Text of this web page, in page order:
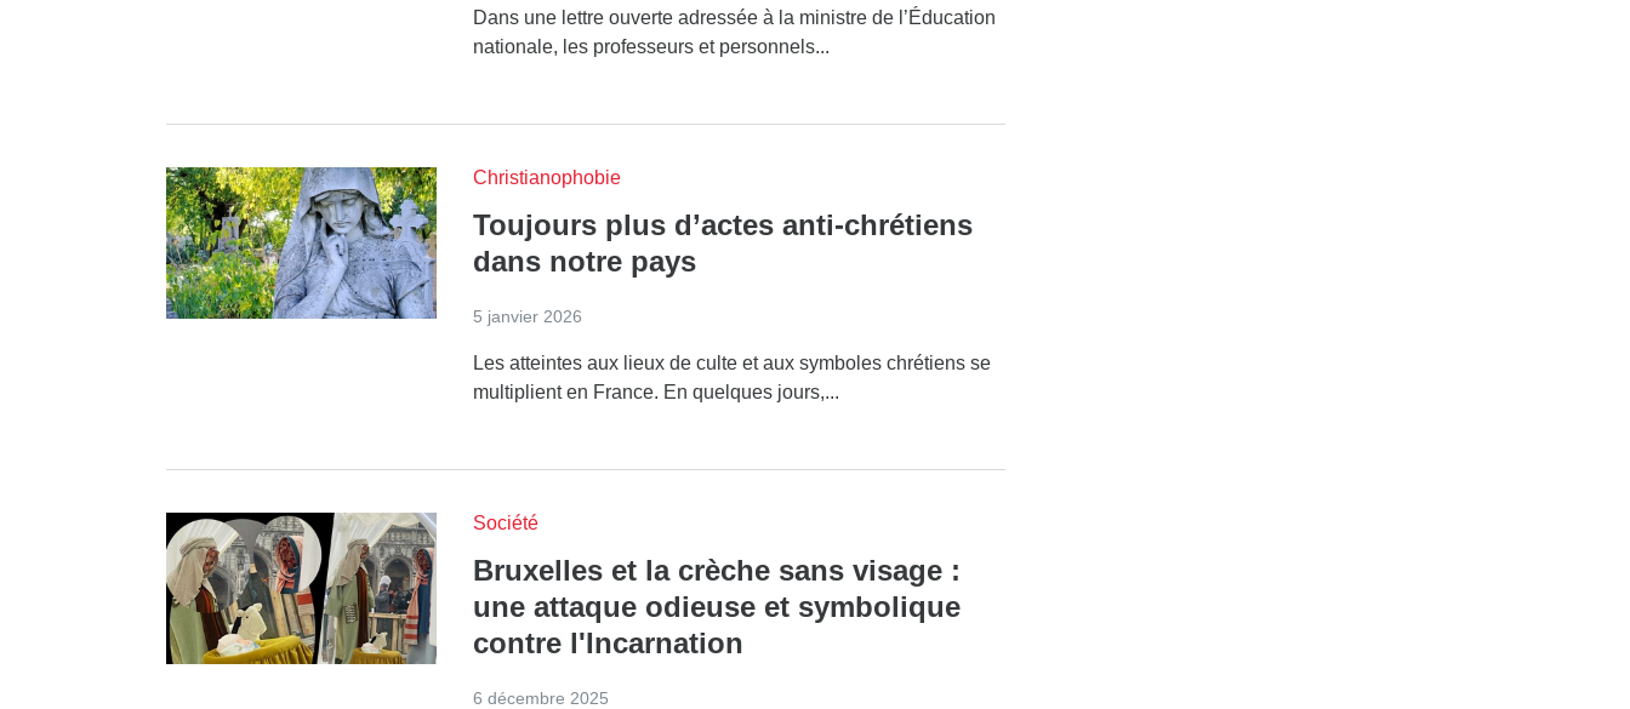
Dans une lettre ouverte adressée à la ministre de l’Éducation
nationale, les professeurs et personnels...
Christianophobie
Toujours plus d’actes anti-chrétiens
dans notre pays
5 janvier 2026
Les atteintes aux lieux de culte et aux symboles chrétiens se
multiplient en France. En quelques jours,...
Société
Bruxelles et la crèche sans visage :
une attaque odieuse et symbolique
contre l'Incarnation
6 décembre 2025